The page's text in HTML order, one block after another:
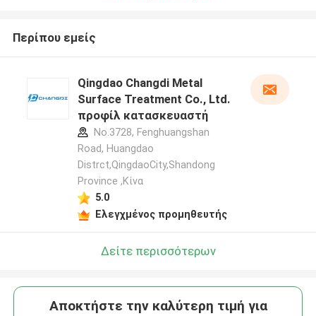
Περίπου εμείς
Qingdao Changdi Metal
Surface Treatment Co., Ltd.
προφίλ κατασκευαστή
No.3728, Fenghuangshan
Road, Huangdao
Distrct,QingdaoCity,Shandong
Province ,Κίνα
5.0
Ελεγχμένος προμηθευτής
Δείτε περισσότερων
Αποκτήστε την καλύτερη τιμή για